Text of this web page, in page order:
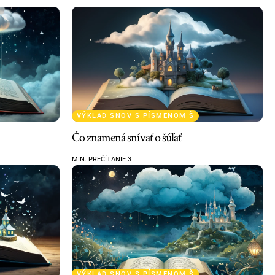
VÝKLAD SNOV S PÍSMENOM Š
Čo znamená snívať o šúľať
MIN. PREČÍTANIE 3